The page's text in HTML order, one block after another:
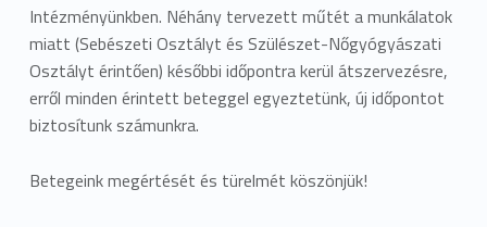
Intézményünkben. Néhány tervezett műtét a munkálatok
miatt (Sebészeti Osztályt és Szülészet-Nőgyógyászati
Osztályt érintően) későbbi időpontra kerül átszervezésre,
erről minden érintett beteggel egyeztetünk, új időpontot
biztosítunk számunkra.
Betegeink megértését és türelmét köszönjük!